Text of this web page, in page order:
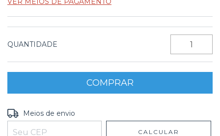
QUANTIDADE
Entregas para o CEP:
Meios de envio
CALCULAR